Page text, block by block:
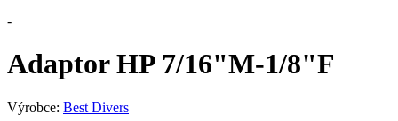
-
Adaptor HP 7/16"M-1/8"F
Výrobce: Best Divers